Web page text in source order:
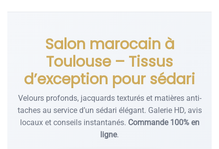
Salon marocain à
Toulouse – Tissus
d’exception pour sédari
Velours profonds, jacquards texturés et matières anti-
taches au service d’un sédari élégant. Galerie HD, avis
locaux et conseils instantanés. Commande 100% en
ligne.